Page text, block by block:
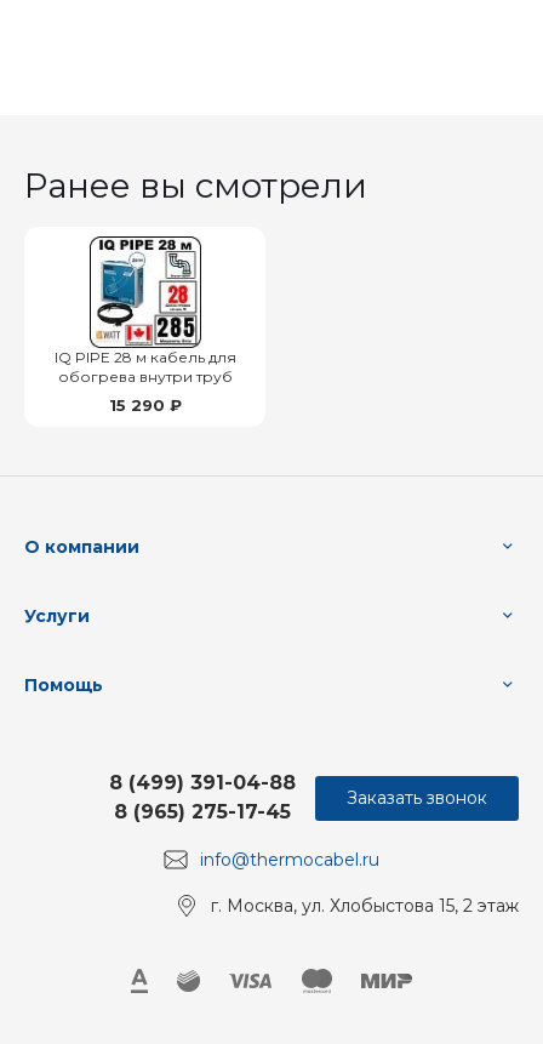
Ранее вы смотрели
IQ PIPE 28 м кабель для
обогрева внутри труб
15 290 ₽
О компании
Услуги
Помощь
info@thermocabel.ru
8 (499) 391-04-88
8 (965) 275-17-45
г. Москва, ул. Хлобыстова 15, 2 этаж
Заказать звонок